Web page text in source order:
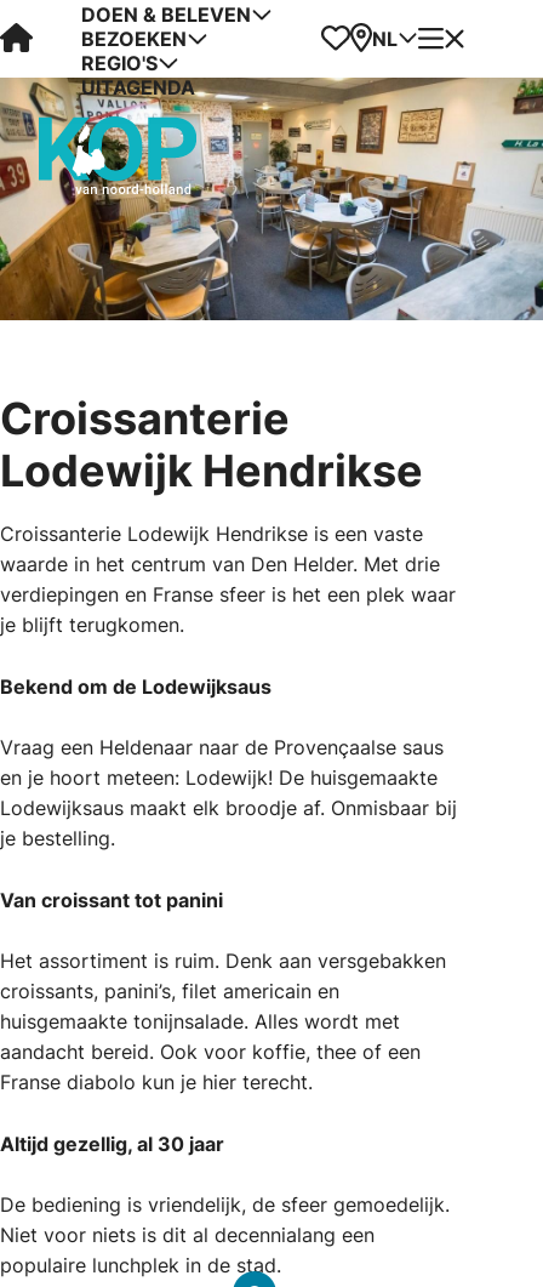
Visit Kop van Holland
DOEN & BELEVEN
BEZOEKEN
REGIO'S
UITAGENDA
Favorieten
Kaart
NL Menu
Croissanterie
Lodewijk Hendrikse
Croissanterie Lodewijk Hendrikse is een vaste
waarde in het centrum van Den Helder. Met drie
verdiepingen en Franse sfeer is het een plek waar
je blijft terugkomen.
Bekend om de Lodewijksaus
Vraag een Heldenaar naar de Provençaalse saus
en je hoort meteen: Lodewijk! De huisgemaakte
Lodewijksaus maakt elk broodje af. Onmisbaar bij
je bestelling.
Van croissant tot panini
Het assortiment is ruim. Denk aan versgebakken
croissants, panini’s, filet americain en
huisgemaakte tonijnsalade. Alles wordt met
aandacht bereid. Ook voor koffie, thee of een
Franse diabolo kun je hier terecht.
Altijd gezellig, al 30 jaar
De bediening is vriendelijk, de sfeer gemoedelijk.
Niet voor niets is dit al decennialang een
populaire lunchplek in de stad.